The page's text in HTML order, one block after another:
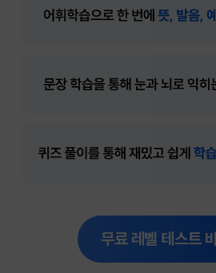
무료 레벨 테스트